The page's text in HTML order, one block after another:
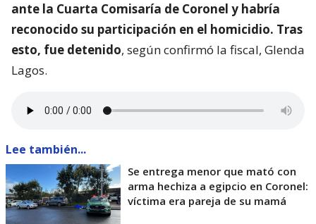
ante la Cuarta Comisaría de Coronel y habría
reconocido su participación en el homicidio. Tras
esto, fue detenido, según confirmó la fiscal, Glenda
Lagos.
Lee también...
Se entrega menor que mató con
arma hechiza a egipcio en Coronel:
víctima era pareja de su mamá